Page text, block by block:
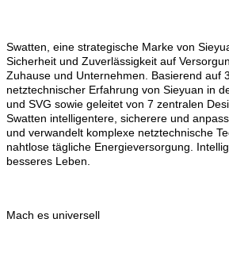
Swatten, eine strategische Marke von
Sicherheit und Zuverlässigkeit auf
Zuhause und Unternehmen. Basierend auf
netztechnischer Erfahrung von Sieyuan in
und SVG sowie geleitet von 7 zentralen
Swatten intelligentere, sicherere und
und verwandelt komplexe netztechnische
nahtlose tägliche Energieversorgung.
besseres Leben.
Mach es universell